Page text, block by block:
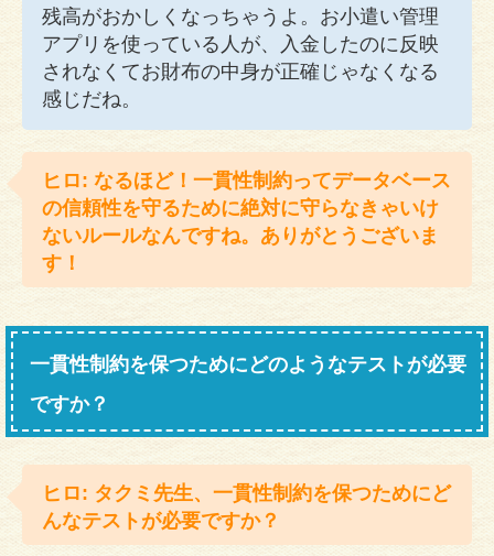
残高がおかしくなっちゃうよ。お小遣い管理
アプリを使っている人が、入金したのに反映
されなくてお財布の中身が正確じゃなくなる
感じだね。
ヒロ: なるほど！一貫性制約ってデータベース
の信頼性を守るために絶対に守らなきゃいけ
ないルールなんですね。ありがとうございま
す！
一貫性制約を保つためにどのようなテストが必要
ですか？
ヒロ: タクミ先生、一貫性制約を保つためにど
んなテストが必要ですか？